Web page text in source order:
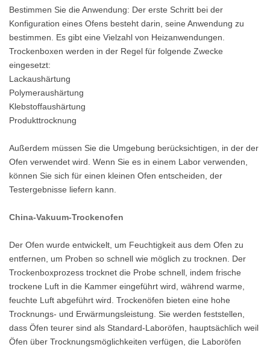
Bestimmen Sie die Anwendung: Der erste Schritt bei der
Konfiguration eines Ofens besteht darin, seine Anwendung zu
bestimmen. Es gibt eine Vielzahl von Heizanwendungen.
Trockenboxen werden in der Regel für folgende Zwecke
eingesetzt:
Lackaushärtung
Polymeraushärtung
Klebstoffaushärtung
Produkttrocknung
Außerdem müssen Sie die Umgebung berücksichtigen, in der der
Ofen verwendet wird. Wenn Sie es in einem Labor verwenden,
können Sie sich für einen kleinen Ofen entscheiden, der
Testergebnisse liefern kann.
China-Vakuum-Trockenofen
Der Ofen wurde entwickelt, um Feuchtigkeit aus dem Ofen zu
entfernen, um Proben so schnell wie möglich zu trocknen. Der
Trockenboxprozess trocknet die Probe schnell, indem frische
trockene Luft in die Kammer eingeführt wird, während warme,
feuchte Luft abgeführt wird. Trockenöfen bieten eine hohe
Trocknungs- und Erwärmungsleistung. Sie werden feststellen,
dass Öfen teurer sind als Standard-Laboröfen, hauptsächlich weil
Öfen über Trocknungsmöglichkeiten verfügen, die Laboröfen